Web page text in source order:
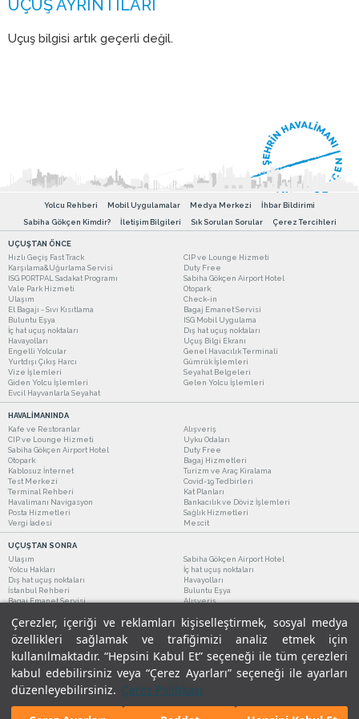
Çerezler, içeriği ve reklamları kişiselleştirmek, sosyal medya
özellikleri sağlamak ve trafiğimizi analiz etmek için
kullanılmaktadır. “Hepsini Kabul Et” seçeneği ile tüm çerezleri
kabul edebilirsiniz veya “Çerez Ayarları” seçeneği ile ayarları
düzenleyebilirsiniz. Çerez Politikası
Uçuş bilgisi artık geçerli değil.
Yolcu Rehberi Mobil Uygulamalar Medya Merkezi
İhbar Bildirimi
Sabiha Gökçen Kimdir?
İletişim Bilgileri Sık Sorulan Sorular Çerez Tercihleri
UÇUŞTAN ÖNCE
Hızlı Geçiş Fast Track
CIP ve Lounge Hizmeti
Karşılama&Uğurlama Servisi
Duty Free
ISG PORTPAL Sadakat Programı
Sabiha Gökçen Airport Hotel
Vale Park Hizmeti
Otopark
Ulaşım
Check-in
El Bagajı - Sıvı Kısıtlama
Bagaj Emanet Servisi
Buluntu Eşya
ISG Mobil Uygulama
İç hat uçuş noktaları
Dış hat uçuş noktaları
Havayolları
Uçuş Bilgi Ekranı
Engelli Yolcular
Genel Havacılık Terminali
Yurtdışı Çıkış Harcı
Gümrük İşlemleri
Vize İşlemleri
Seyahat Belgeleri
Giden Yolcu İşlemleri
Gelen Yolcu İşlemleri
Evcil Hayvanlarla Seyahat
HAVALİMANINDA
Kafe ve Restoranlar
Alışveriş
CIP ve Lounge Hizmeti
Uyku Odaları
Sabiha Gökçen Airport Hotel
Duty Free
Otopark
Bagaj Hizmetleri
Kablosuz İnternet
Turizm ve Araç Kiralama
Test Merkezi
Covid-19 Tedbirleri
Terminal Rehberi
Kat Planları
Havalimanı Navigasyon
Bankacılık ve Döviz İşlemleri
Posta Hizmetleri
Sağlık Hizmetleri
Vergi İadesi
Mescit
UÇUŞTAN SONRA
Ulaşım
Sabiha Gökçen Airport Hotel
Yolcu Hakları
İç hat uçuş noktaları
Dış hat uçuş noktaları
Havayolları
İstanbul Rehberi
Buluntu Eşya
Bagaj Emanet Servisi
Alışveriş